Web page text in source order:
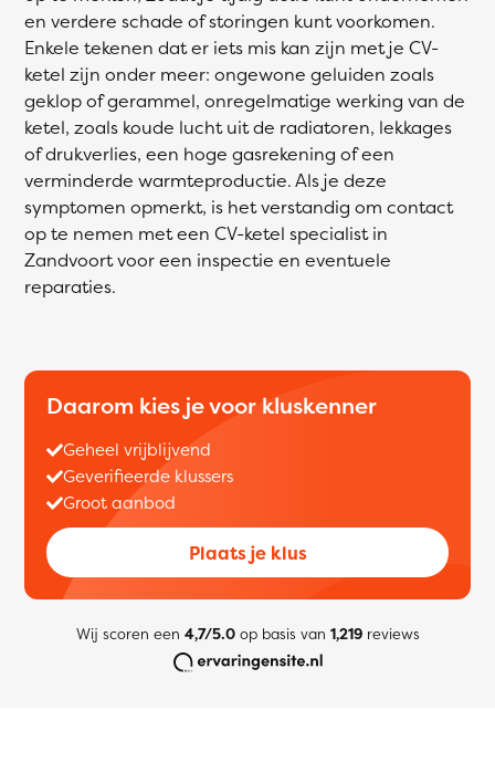
en verdere schade of storingen kunt voorkomen.
Enkele tekenen dat er iets mis kan zijn met je CV-
ketel zijn onder meer: ongewone geluiden zoals
geklop of gerammel, onregelmatige werking van de
ketel, zoals koude lucht uit de radiatoren, lekkages
of drukverlies, een hoge gasrekening of een
verminderde warmteproductie. Als je deze
symptomen opmerkt, is het verstandig om contact
op te nemen met een CV-ketel specialist in
Zandvoort voor een inspectie en eventuele
reparaties.
Daarom kies je voor kluskenner
Geheel vrijblijvend
Geverifieerde klussers
Groot aanbod
Plaats je klus
Wij scoren een 4,7/5.0op basis van 1,219reviews